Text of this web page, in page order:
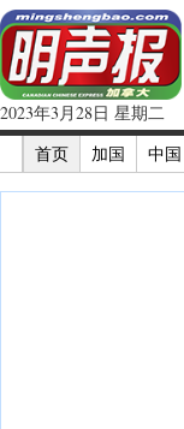
2023年3月28日 星期二
首页
加国 中国